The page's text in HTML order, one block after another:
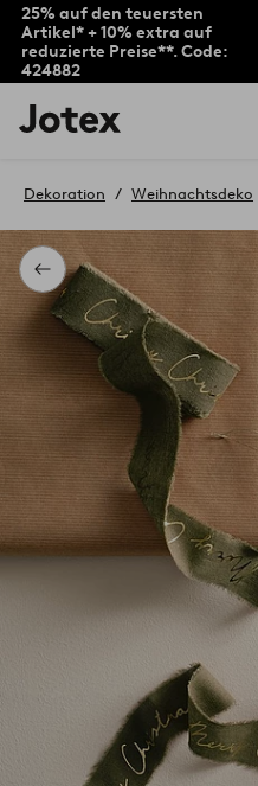
25% auf den teuersten
Artikel* + 10% extra auf
reduzierte Preise**. Code:
424882
Jotex-
Logo
Startseite
Zurück
Dekoration Weihnachtsdeko